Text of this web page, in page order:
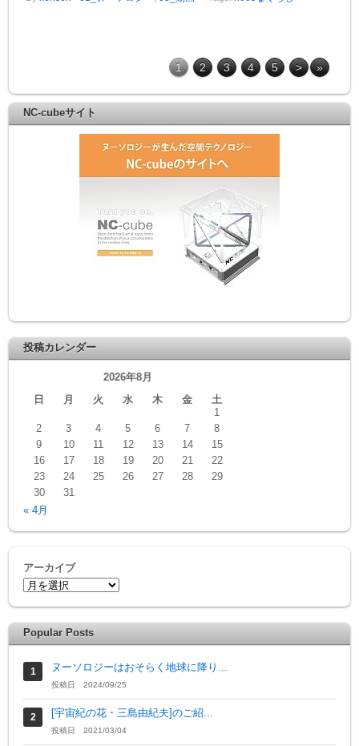
1 2 3 4 5 > »
NC-cubeサイト
投稿カレンダー
2026年8月
日
月 火 水 木 金
土
1
2
3 4 5 6 7
8
9
10 11 12 13 14
15
16
17 18 19 20 21
22
23
24 25 26 27 28
29
30
31
« 4月
アーカイブ
Popular Posts
ヌーソロジーはおそらく地球に降り...
投稿日 2024/09/25
[宇宙紀の花・三島由紀夫]のご紹...
投稿日 2021/03/04